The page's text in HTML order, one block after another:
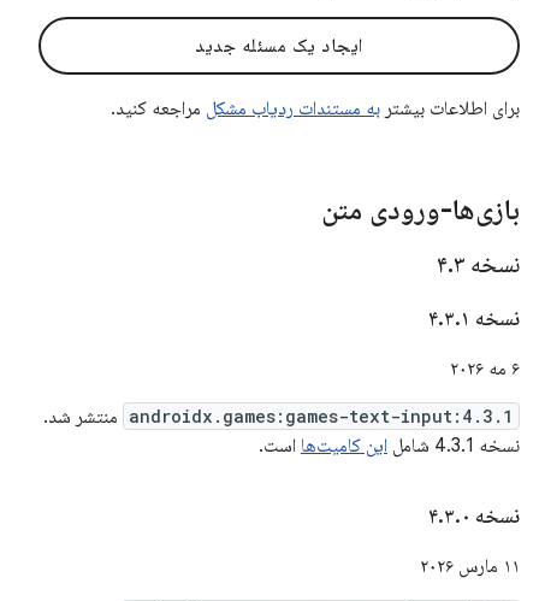
ایجاد یک مسئله جدید
برای اطلاعات بیشتر به مستندات ردیاب مشکل مراجعه کنید.
بازی‌ها-ورودی متن
نسخه ۴ .۳
نسخه ۴ .۳.۱
۶ مه ۲۰۲۶
androidx.games:games-text-input:4.3.1 منتشر شد.
نسخه 4.3.1 شامل
این کامیت‌ها است.
نسخه ۴ .۳.۰
۱۱ مارس ۲۰۲۶